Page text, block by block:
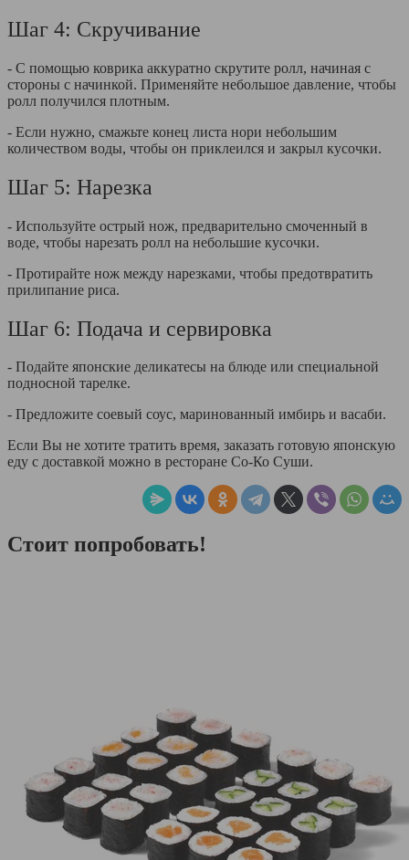
Шаг 4: Скручивание
- С помощью коврика аккуратно скрутите ролл, начиная с
стороны с начинкой. Применяйте небольшое давление, чтобы
ролл получился плотным.
- Если нужно, смажьте конец листа нори небольшим
количеством воды, чтобы он приклеился и закрыл кусочки.
Шаг 5: Нарезка
- Используйте острый нож, предварительно смоченный в
воде, чтобы нарезать ролл на небольшие кусочки.
- Протирайте нож между нарезками, чтобы предотвратить
прилипание риса.
Шаг 6: Подача и сервировка
- Подайте японские деликатесы на блюде или специальной
подносной тарелке.
- Предложите соевый соус, маринованный имбирь и васаби.
Если Вы не хотите тратить время, заказать готовую японскую
еду с доставкой можно в ресторане Со-Ко Суши.
Стоит попробовать!